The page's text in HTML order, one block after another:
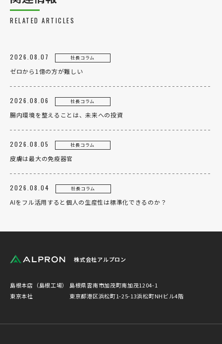
RELATED ARTICLES
2026.08.07 社長コラム
ゼロから1億の方が難しい
2026.08.06 社長コラム
腸内環境を整えることは、未来への投資
2026.08.05 社長コラム
皮膚は最大の免疫器官
2026.08.04 社長コラム
AIをフル活用すると個人の生産性は標準化できるのか？
株式会社アルプロン
島根本店（島根工場）
島根県雲南市加茂町南加茂1204-1
東京本社
東京都港区浜松町1-25-13浜松町NHビル4階